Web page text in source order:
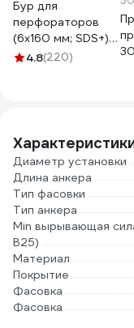
Бур для
перфораторов
(6х160 мм; SDS+)
Makita D-00066
4.8(220)
Диаметр установки
Длина анкера
Тип фасовки
Тип анкера
Min вырывающая
B25)
Материал
Покрытие
Фасовка
Фасовка